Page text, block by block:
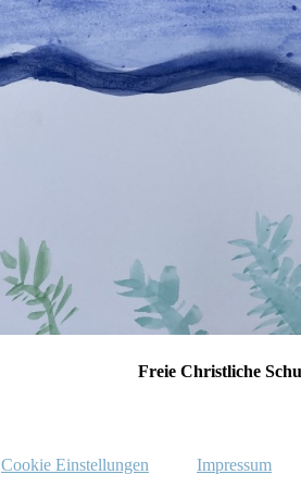
Freie Christliche
Cookie Einstellungen Impressum